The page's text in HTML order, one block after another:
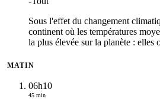
Sous l'effet du changement
continent où les températures
la plus élevée sur la planète : elles
MATIN
06h10
45 min